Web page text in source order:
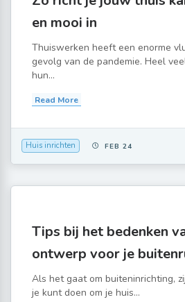
en mooi in
Thuiswerken heeft een enorme
gevolg van de pandemie. Heel
hun...
Read More
Huis inrichten FEB 24
Tips bij het bedenken
ontwerp voor je
Als het gaat om buiteninrichting,
je kunt doen om je huis...